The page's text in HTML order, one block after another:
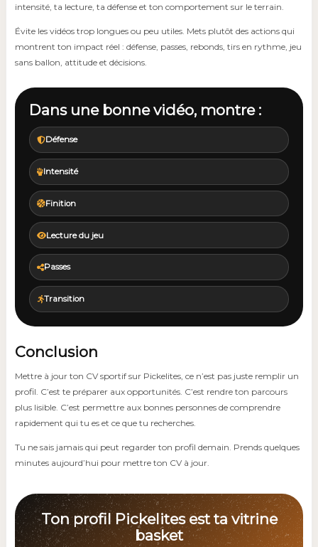
intensité, ta lecture, ta défense et ton comportement sur le terrain.
Évite les vidéos trop longues ou peu utiles. Mets plutôt des actions qui
montrent ton impact réel : défense, passes, rebonds, tirs en rythme, jeu
sans ballon, attitude et décisions.
Dans une bonne vidéo, montre :
Défense
Intensité
Finition
Lecture du jeu
Passes
Transition
Conclusion
Mettre à jour ton CV sportif sur Pickelites, ce n’est pas juste remplir un
profil. C’est te préparer aux opportunités. C’est rendre ton parcours
plus lisible. C’est permettre aux bonnes personnes de comprendre
rapidement qui tu es et ce que tu recherches.
Tu ne sais jamais qui peut regarder ton profil demain. Prends quelques
minutes aujourd’hui pour mettre ton CV à jour.
Ton profil Pickelites est ta vitrine
basket